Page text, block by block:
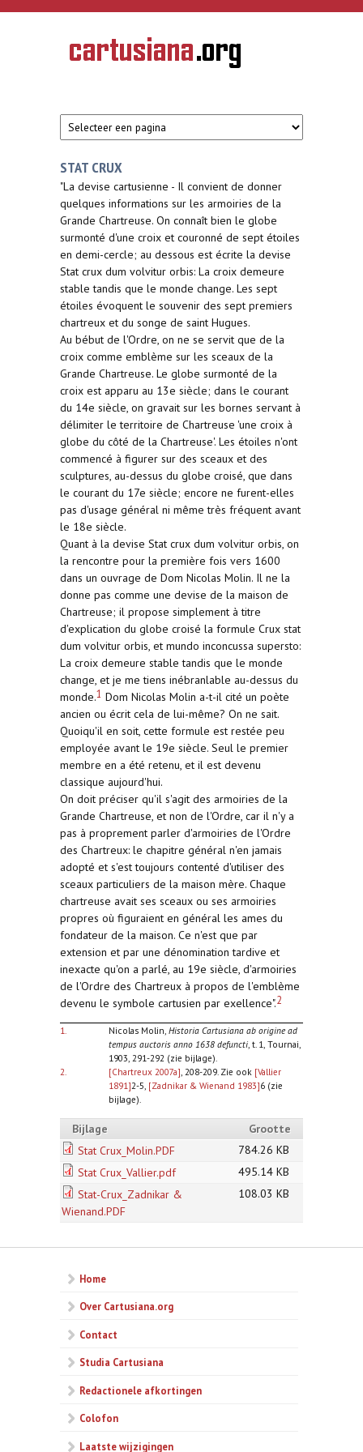
Overslaan en naar de inhoud gaan
CARTUSIANA
Geschiedenis
van de
STAT CRUX
"La devise cartusienne - Il convient de donner
quelques informations sur les armoiries de la
Grande Chartreuse. On connaît bien le globe
surmonté d'une croix et couronné de sept étoiles
en demi-cercle; au dessous est écrite la devise
Stat crux dum volvitur orbis: La croix demeure
stable tandis que le monde change. Les sept
étoiles évoquent le souvenir des sept premiers
chartreux et du songe de saint Hugues.
Au bébut de l'Ordre, on ne se servit que de la
croix comme emblème sur les sceaux de la
Grande Chartreuse. Le globe surmonté de la
croix est apparu au 13e siècle; dans le courant
du 14e siècle, on gravait sur les bornes servant à
délimiter le territoire de Chartreuse 'une croix à
globe du côté de la Chartreuse'. Les étoiles n'ont
commencé à figurer sur des sceaux et des
sculptures, au-dessus du globe croisé, que dans
le courant du 17e siècle; encore ne furent-elles
pas d'usage général ni même très fréquent avant
le 18e siècle.
Quant à la devise Stat crux dum volvitur orbis, on
la rencontre pour la première fois vers 1600
dans un ouvrage de Dom Nicolas Molin. Il ne la
donne pas comme une devise de la maison de
Chartreuse; il propose simplement à titre
d'explication du globe croisé la formule Crux stat
dum volvitur orbis, et mundo inconcussa supersto:
La croix demeure stable tandis que le monde
change, et je me tiens inébranlable au-dessus du
monde.1 Dom Nicolas Molin a-t-il cité un poète
ancien ou écrit cela de lui-même? On ne sait.
Quoiqu'il en soit, cette formule est restée peu
employée avant le 19e siècle. Seul le premier
membre en a été retenu, et il est devenu
classique aujourd'hui.
On doit préciser qu'il s'agit des armoiries de la
Grande Chartreuse, et non de l'Ordre, car il n'y a
pas à proprement parler d'armoiries de l'Ordre
des Chartreux: le chapitre général n'en jamais
adopté et s'est toujours contenté d'utiliser des
sceaux particuliers de la maison mère. Chaque
chartreuse avait ses sceaux ou ses armoiries
propres où figuraient en général les ames du
fondateur de la maison. Ce n'est que par
extension et par une dénomination tardive et
inexacte qu'on a parlé, au 19e siècle, d'armoiries
de l'Ordre des Chartreux à propos de l'emblème
devenu le symbole cartusien par exellence".2
1. Nicolas Molin, Historia Cartusiana ab origine ad
tempus auctoris anno 1638 defuncti, t. 1, Tournai,
1903, 291-292 (zie bijlage).
2.
[Chartreux 2007a] , 208-209. Zie ook [Vallier
1891]2-5, [Zadnikar & Wienand 1983]6 (zie
bijlage).
Bijlage
Grootte
Stat Crux_Molin.PDF
784.26 KB
Stat Crux_Vallier.pdf
495.14 KB
Stat-Crux_Zadnikar &
Wienand.PDF
108.03 KB
Home
Over Cartusiana.org
Contact
Studia Cartusiana
Redactionele afkortingen
Colofon
Laatste wijzigingen